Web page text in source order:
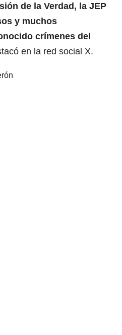
de la Verdad, la JEP
y muchos
crímenes del
en la red social X.